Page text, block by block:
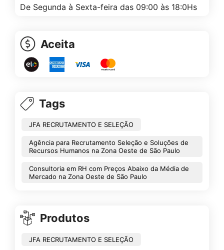
De Segunda à Sexta-feira das 09:00 às 18:0Hs
Aceita
Tags
JFA RECRUTAMENTO E SELEÇÃO
Agência para Recrutamento Seleção e Soluções de
Recursos Humanos na Zona Oeste de São Paulo
Consultoria em RH com Preços Abaixo da Média de
Mercado na Zona Oeste de São Paulo
Produtos
JFA RECRUTAMENTO E SELEÇÃO